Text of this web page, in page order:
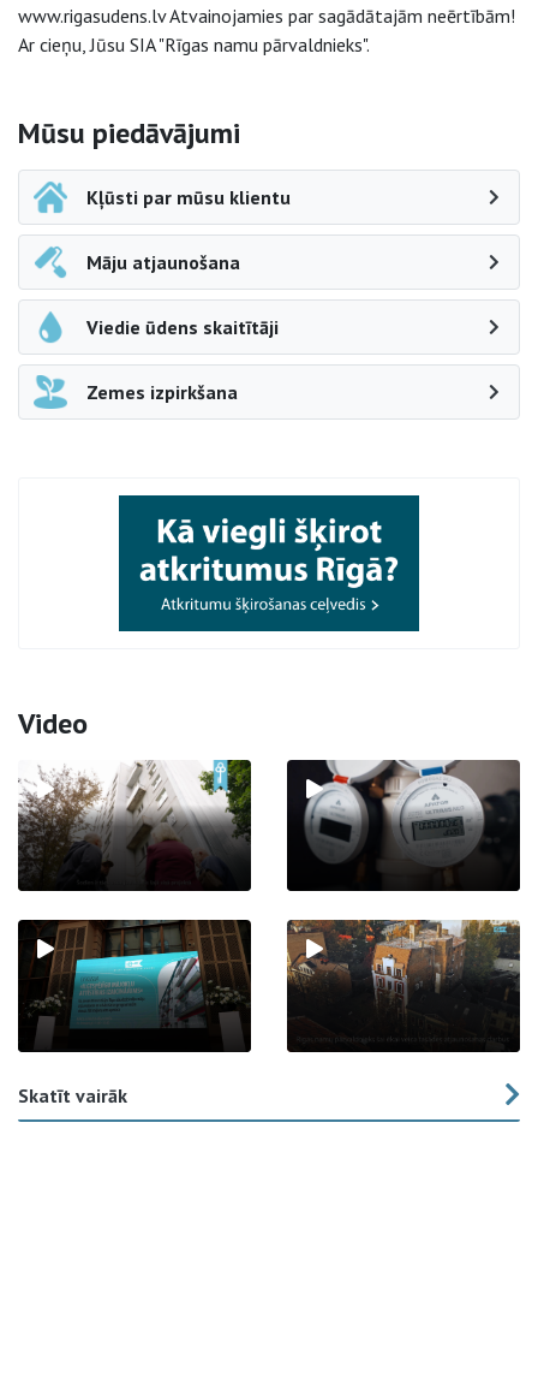
www.rigasudens.lv Atvainojamies par sagādātajām neērtībām!
Ar cieņu, Jūsu SIA "Rīgas namu pārvaldnieks".
Sāna navigācija
Mūsu piedāvājumi
Kļūsti par mūsu klientu
Māju atjaunošana
Viedie ūdens skaitītāji
Zemes izpirkšana
Video
Skatīt vairāk